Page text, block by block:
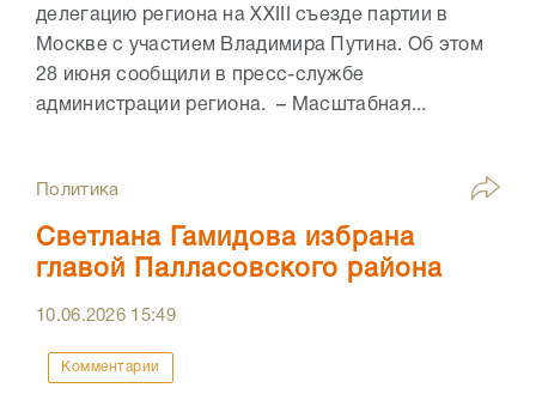
делегацию региона на XXIII съезде партии в
Москве с участием Владимира Путина. Об этом
28 июня сообщили в пресс-службе
администрации региона. – Масштабная...
Политика
Светлана Гамидова избрана
главой Палласовского района
10.06.2026 15:49
Комментарии